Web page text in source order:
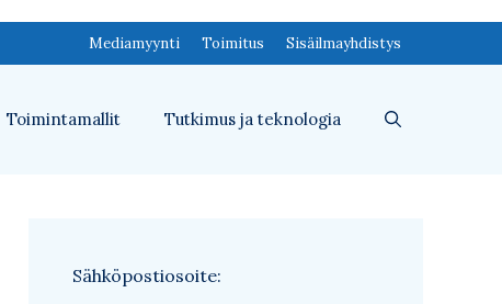
Mediamyynti Toimitus Sisäilmayhdistys
Toimintamallit Tutkimus ja teknologia
Sähköpostiosoite: